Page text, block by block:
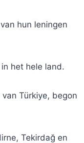
hun leningen
het hele land.
Türkiye, begon
Tekirdağ en